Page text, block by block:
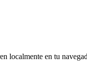
localmente en tu